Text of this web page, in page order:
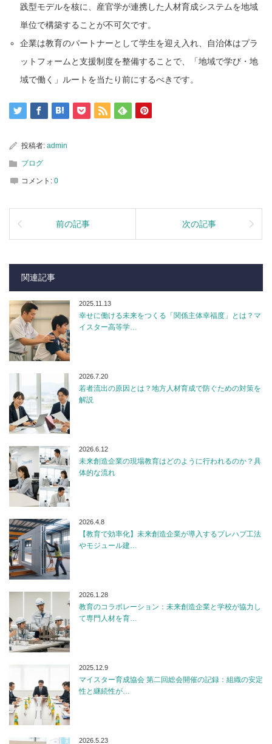
践型モデルを核に、産官学が連携した人材育成システムを地域
単位で構築することが不可欠です。
企業は教育のパートナーとして学生を迎え入れ、自治体はプラ
ットフォームと支援制度を整備することで、「地域で学び・地
域で働く」ルートを当たり前にするべきです。
投稿者: admin
ブログ
コメント: 0
前の記事 次の記事
関連記事
2025.11.13
幸せに働ける未来をつくる「関係主体幸福度」とは？マ
イスター高等学…
2026.7.20
若者流出の原因とは？地方人材育成で防ぐための対策を
解説
2026.6.12
未来創造企業の現場教育はどのように行われるのか？具
体的な流れ
2026.4.8
【教育で効率化】未来創造企業が導入するプレハブ工法
やモジュール建…
2026.1.28
教育のコラボレーション：未来創造企業と学校が協力し
て専門人材を育…
2025.12.9
マイスター育成協会 第二回総会開催の記録：組織の安定
性と継続性が…
2026.5.23